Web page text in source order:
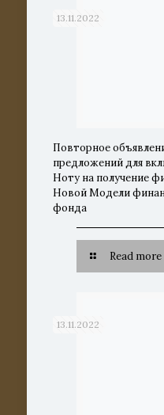
13.11.2022
Повторное
предложений для
Ноту на получение
Новой Модели
фонда
Read more
13.11.2022